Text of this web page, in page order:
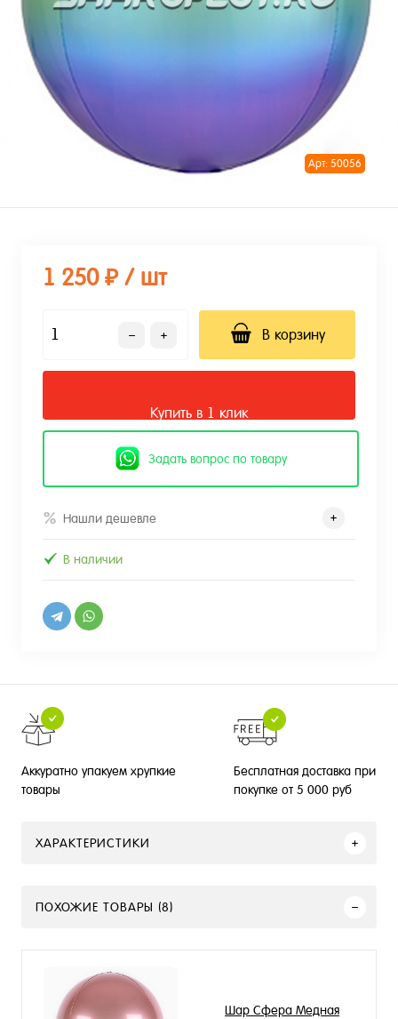
Арт: 50056
1 250 ₽ / шт
В корзину
Купить в 1 клик
Задать вопрос по товару
Нашли дешевле
В наличии
Аккуратно упакуем хрупкие
товары
Бесплатная доставка при
покупке от 5 000 руб
ХАРАКТЕРИСТИКИ
ПОХОЖИЕ ТОВАРЫ (8)
Шар Сфера Медная